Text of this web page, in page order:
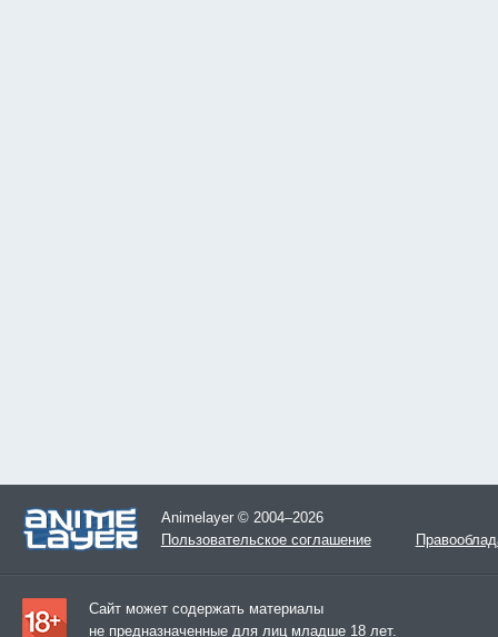
Animelayer © 2004–2026
Пользовательское соглашение
Сайт может содержать материалы
не предназначенные для лиц младше 18 лет.